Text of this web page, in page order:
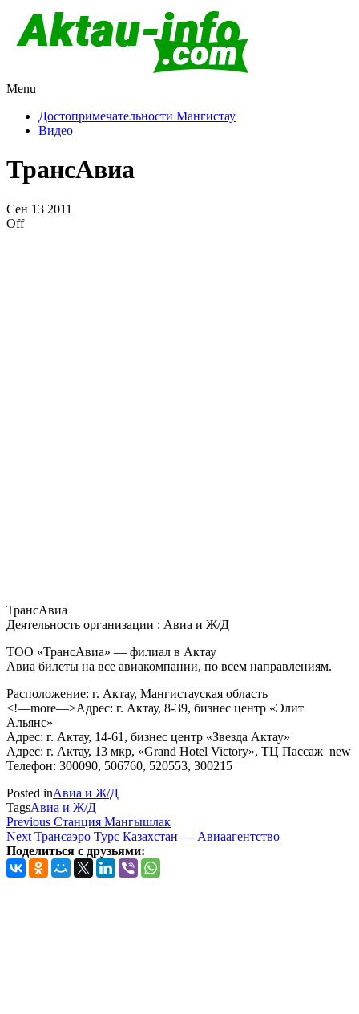
Казахстан
Menu
Достопримечательности Мангистау
Видео
ТрансАвиа
Сен 13 2011
Off
ТрансАвиа
Деятельность организации : Авиа и Ж/Д
ТОО «ТрансАвиа» — филиал в Актау
Авиа билеты на все авиакомпании, по всем направлениям.
Расположение: г. Актау, Мангистауская область
<!—more—>Адрес: г. Актау, 8-39, бизнес центр «Элит
Альянс»
Адрес: г. Актау, 14-61, бизнес центр «Звезда Актау»
Адрес: г. Актау, 13 мкр, «Grand Ноtel Victory», ТЦ Пассаж new
Телефон: 300090, 506760, 520553, 300215
Posted inАвиа и Ж/Д
TagsАвиа и Ж/Д
Навигация
по
записям
Previous
Post
Previous Станция Мангышлак
Next
Post
Next Трансаэро Турс Казахстан — Авиаагентство
Поделиться с друзьями: